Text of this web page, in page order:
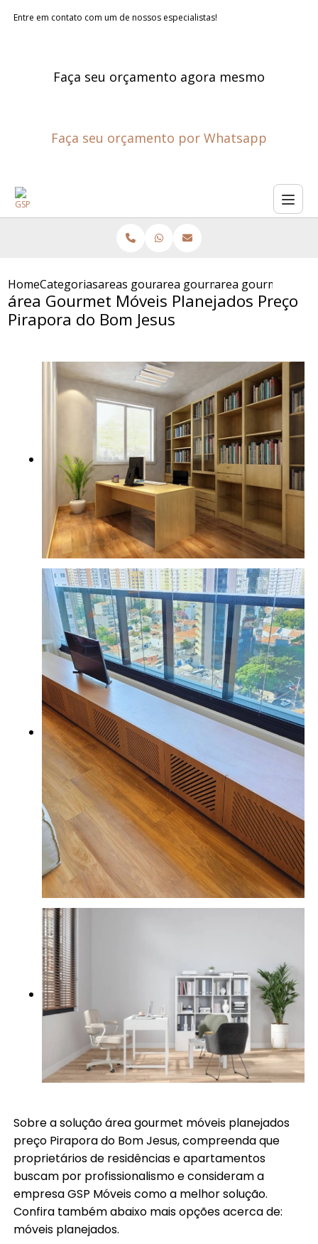
Entre em contato com um de nossos especialistas!
Faça seu orçamento agora mesmo
Faça seu orçamento por Whatsapp
HomeCategoriasareas gourmet planejadas
area gourmet planejada
area gourmet
área Gourmet Móveis Planejados Preço
Pirapora do Bom Jesus
Sobre a solução área gourmet móveis planejados
preço Pirapora do Bom Jesus, compreenda que
proprietários de residências e apartamentos
buscam por profissionalismo e consideram a
empresa GSP Móveis como a melhor solução.
Confira também abaixo mais opções acerca de:
móveis planejados.